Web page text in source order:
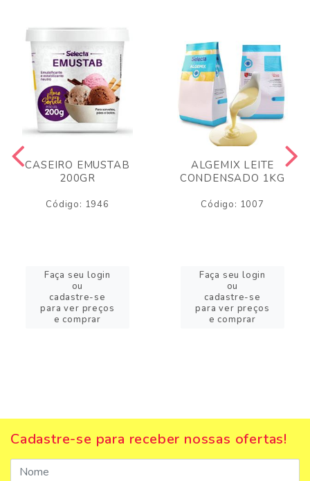
CASEIRO EMUSTAB
200GR
Código: 1946
Faça seu login
ou
cadastre-se
para ver preços
e comprar
ALGEMIX LEITE
CONDENSADO 1KG
Código: 1007
Faça seu login
ou
cadastre-se
para ver preços
e comprar
Cadastre-se para receber nossas ofertas!